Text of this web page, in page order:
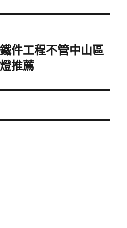
件工程不管中山區
推薦